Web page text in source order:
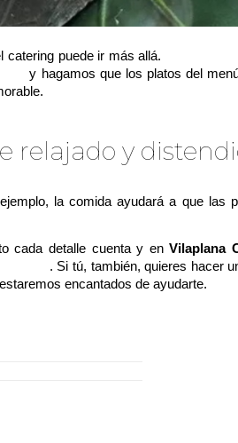
catering puede ir más allá.
y hagamos que los platos del
relajado y
la comida ayudará a que las
cada detalle cuenta y enVilaplana
. Si tú, también, quieres hacer
encantados de ayudarte.